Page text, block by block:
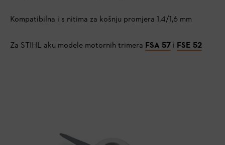
Kompatibilna i s nitima za košnju promjera 1,4/1,6 mm
Za STIHL aku modele motornih trimera FSA 57 i FSE 52